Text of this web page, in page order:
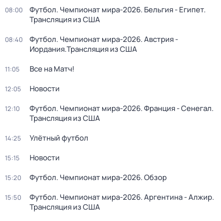
08:00
Футбол. Чемпионат мира-2026. Бельгия - Египет.
Трансляция из США
08:40
Футбол. Чемпионат мира-2026. Австрия -
Иордания.Трансляция из США
11:05 Все на Матч!
12:05 Новости
12:10
Футбол. Чемпионат мира-2026. Франция - Сенегал.
Трансляция из США
14:25 Улётный футбол
15:15 Новости
15:20 Футбол. Чемпионат мира-2026. Обзор
15:50
Футбол. Чемпионат мира-2026. Аргентина - Алжир.
Трансляция из США